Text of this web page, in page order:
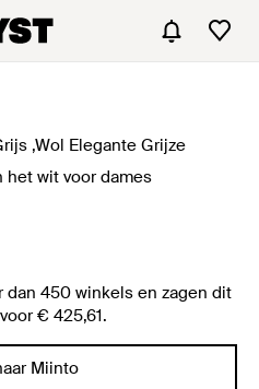
,Wol Elegante Grijze
het wit voor dames
450 winkels en zagen dit
€ 425,61.
Miinto